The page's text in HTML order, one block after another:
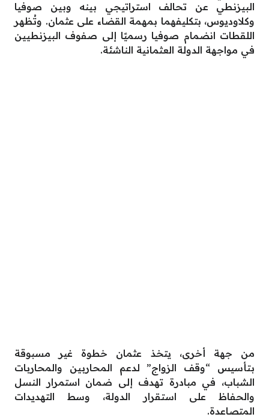
البيزنطي عن تحالف استراتيجي بينه وبين صوفيا
وكلاوديوس، بتكليفهما بمهمة القضاء على عثمان. وتُظهر
اللقطات انضمام صوفيا رسميًا إلى صفوف البيزنطيين
في مواجهة الدولة العثمانية الناشئة.
من جهة أخرى، يتخذ عثمان خطوة غير مسبوقة
بتأسيس “وقف الزواج” لدعم المحاربين والمحاربات
الشباب، في مبادرة تهدف إلى ضمان استمرار النسل
والحفاظ على استقرار الدولة، وسط التهديدات
المتصاعدة.